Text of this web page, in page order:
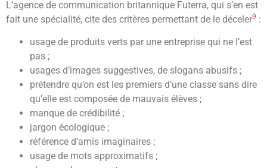
L’agence de communication britannique Futerra, qui s’en est
fait une spécialité, cite des critères permettant de le déceler9 :
usage de produits verts par une entreprise qui ne l’est
pas ;
usages d’images suggestives, de slogans abusifs ;
prétendre qu’on est les premiers d’une classe sans dire
qu’elle est composée de mauvais élèves ;
manque de crédibilité ;
jargon écologique ;
référence d’amis imaginaires ;
usage de mots approximatifs ;